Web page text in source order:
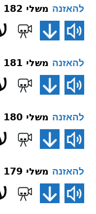
להאזנה משלי 182 פרק ב פסוק יד שמח
להאזנה משלי 181 פרק ב פסוק יג חושך
להאזנה משלי 180 פרק ב פסוק יג עזב
להאזנה משלי 179 תהפוכות היפך תשעה באב